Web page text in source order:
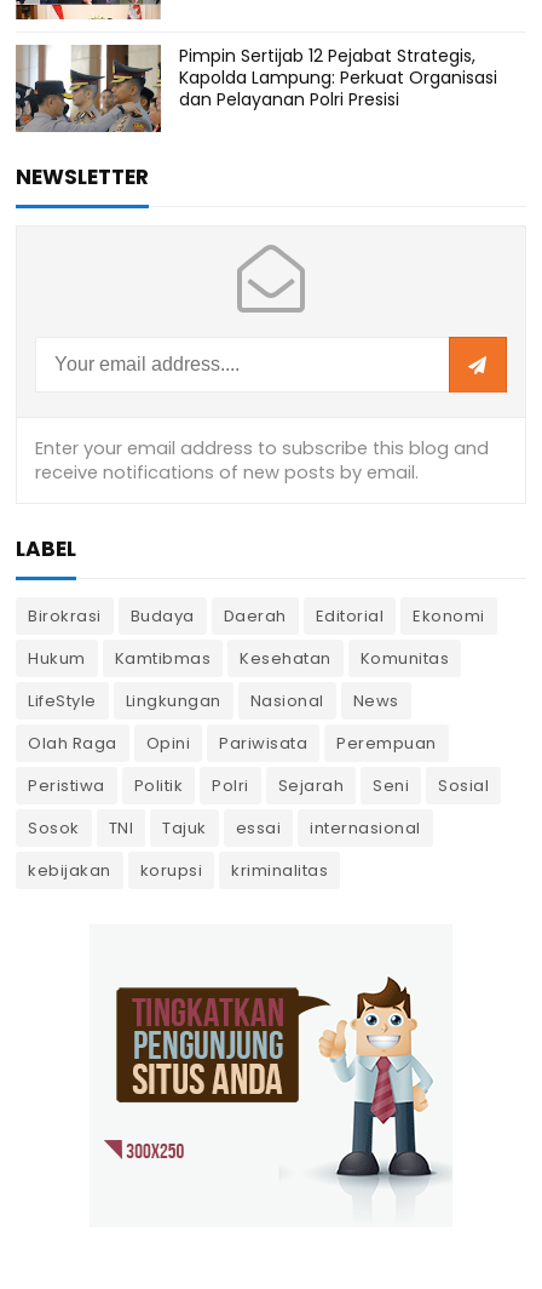
Pimpin Sertijab 12 Pejabat Strategis,
Kapolda Lampung: Perkuat Organisasi
dan Pelayanan Polri Presisi
NEWSLETTER
LABEL
Birokrasi Budaya Daerah Editorial
Ekonomi
Hukum
Kamtibmas Kesehatan
Komunitas
LifeStyle
Lingkungan Nasional
News
Olah Raga
Opini Pariwisata
Perempuan
Peristiwa
Politik Polri Sejarah Seni
Sosial
Sosok
TNI Tajuk essai
internasional
kebijakan
korupsi kriminalitas